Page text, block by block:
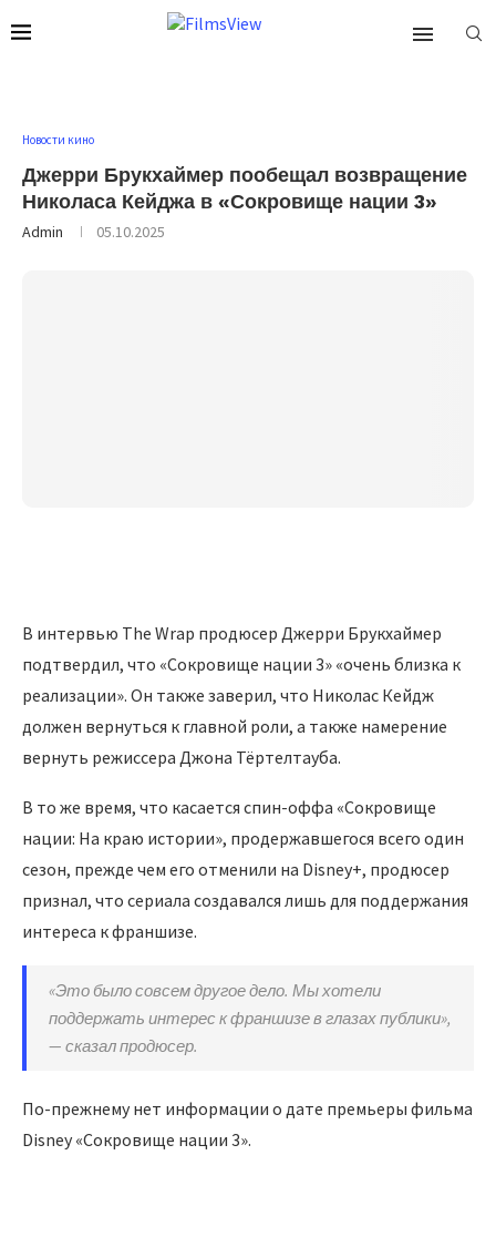
Новости кино
Джерри Брукхаймер пообещал возвращение
Николаса Кейджа в «Сокровище нации 3»
Admin 05.10.2025
В интервью The Wrap продюсер Джерри Брукхаймер
подтвердил, что «Сокровище нации 3» «очень близка к
реализации». Он также заверил, что Николас Кейдж
должен вернуться к главной роли, а также намерение
вернуть режиссера Джона Тёртелтауба.
В то же время, что касается спин-оффа «Сокровище
нации: На краю истории», продержавшегося всего один
сезон, прежде чем его отменили на Disney+, продюсер
признал, что сериала создавался лишь для поддержания
интереса к франшизе.
«Это было совсем другое дело. Мы хотели
поддержать интерес к франшизе в глазах публики»,
— сказал продюсер.
По-прежнему нет информации о дате премьеры фильма
Disney «Сокровище нации 3».